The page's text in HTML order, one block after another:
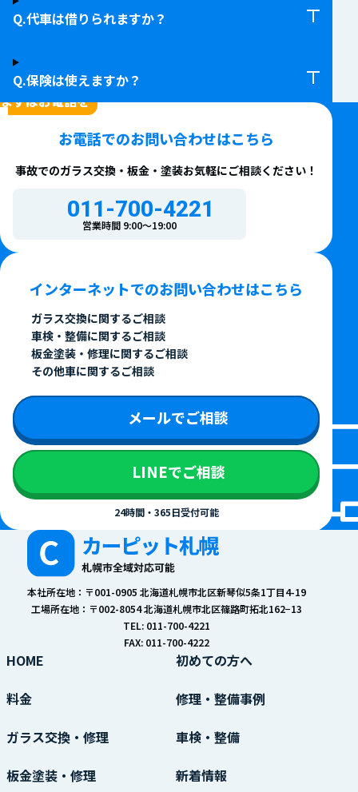
代車は借りられますか？
保険は使えますか？
まずはお電話を
お電話でのお問い合わせはこちら
事故でのガラス交換・板金・塗装お気軽にご相談ください！
011-700-4221
営業時間 9:00〜19:00
インターネットでのお問い合わせはこちら
ガラス交換に関するご相談
車検・整備に関するご相談
板金塗装・修理に関するご相談
その他車に関するご相談
メールでご相談
LINEでご相談
24時間・365日受付可能
本社所在地：〒001-0905 北海道札幌市北区新琴似5条1丁目4-19
工場所在地：〒002-8054 北海道札幌市北区篠路町拓北162−13
TEL: 011-700-4221
FAX: 011-700-4222
HOME
初めての方へ
料金
修理・整備事例
ガラス交換・修理
車検・整備
板金塗装・修理
新着情報